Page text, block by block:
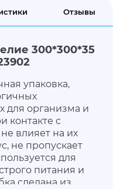
Отзывы
300*300*35
упаковка,
для организма и
контакте с
влияет на их
не пропускает
для
питания и
сделана из